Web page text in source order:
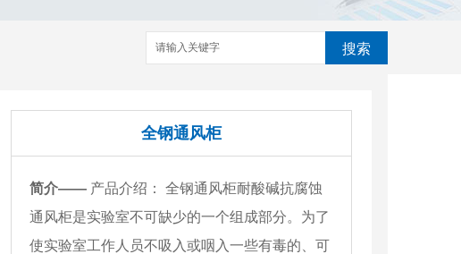
搜索
全钢通风柜
简介—— 产品介绍： 全钢通风柜耐酸碱抗腐蚀
通风柜是实验室不可缺少的一个组成部分。为了
使实验室工作人员不吸入或咽入一些有毒的、可